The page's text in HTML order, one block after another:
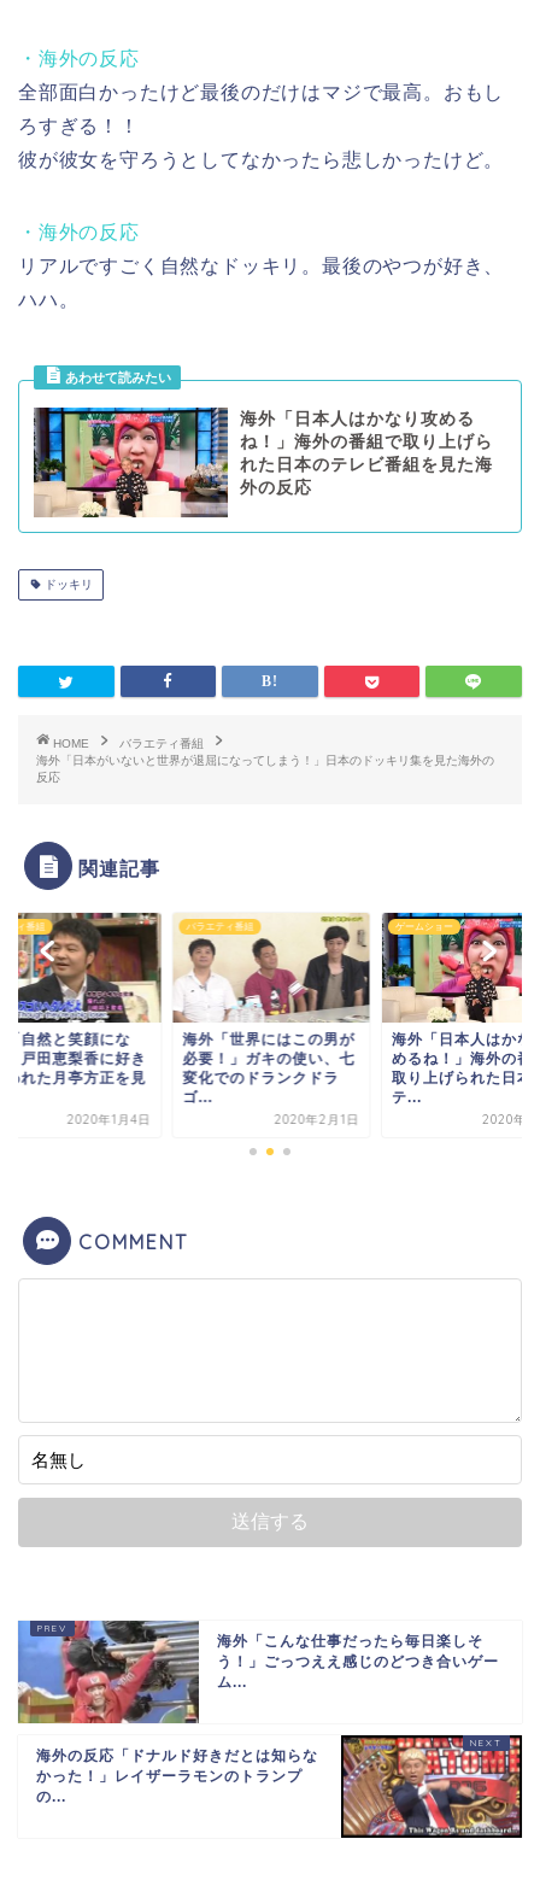
・海外の反応
全部面白かったけど最後のだけはマジで最高。おもし
ろすぎる！！
彼が彼女を守ろうとしてなかったら悲しかったけど。
・海外の反応
リアルですごく自然なドッキリ。最後のやつが好き、
ハハ。
海外「日本人はかなり攻める
ね！」海外の番組で取り上げら
れた日本のテレビ番組を見た海
外の反応
ドッキリ
HOME
バラエティ番組
海外「日本がいないと世界が退屈になってしまう！」日本のドッキリ集を見た海外の
反応
関連記事
ティ番組
「自然と笑顔にな
」戸田恵梨香に好き
われた月亭方正を見
2020年1月4日
バラエティ番組
海外「世界にはこの男が
必要！」ガキの使い、七
変化でのドランクドラ
ゴ...
2020年2月1日
ゲームショー
海外「日本人はかな
めるね！」海外の番
取り上げられた日本
テ...
2020年2
COMMENT
海外「こんな仕事だったら毎日楽しそ
う！」ごっつええ感じのどつき合いゲー
ム...
海外の反応「ドナルド好きだとは知らな
かった！」レイザーラモンのトランプ
の...